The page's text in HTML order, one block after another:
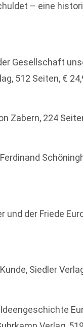
– eine
Gesellschaft
512 Seiten, €
Zabern, 224
und der Friede
Siedler